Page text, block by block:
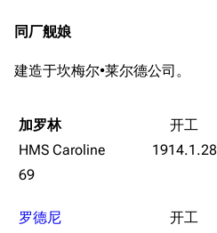
同厂舰娘
建造于坎梅尔•莱尔德公司。
加罗林
HMS Caroline
69
1914.1.28
罗德尼